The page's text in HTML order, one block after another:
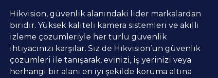
Hikvision, güvenlik alanındaki lider markalardan
biridir. Yüksek kaliteli kamera sistemleri ve akıllı
izleme çözümleriyle her türlü güvenlik
ihtiyacınızı karşılar. Siz de Hikvision’un güvenlik
çözümleri ile tanışarak, evinizi, iş yerinizi veya
herhangi bir alanı en iyi şekilde koruma altına